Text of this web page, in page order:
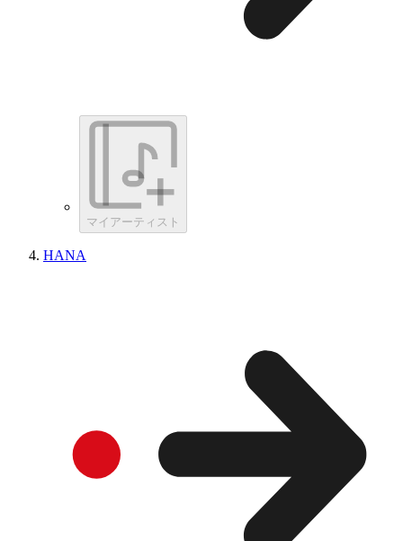
マイアーティスト
HANA